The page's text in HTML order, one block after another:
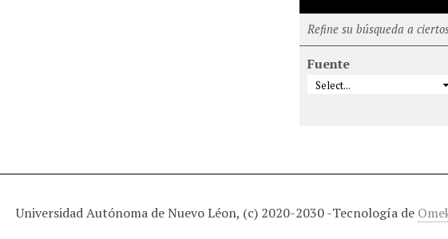
Refine su búsqueda a
Fuente
Universidad Autónoma de Nuevo Léon, (c) 2020-2030 -Tecnología de